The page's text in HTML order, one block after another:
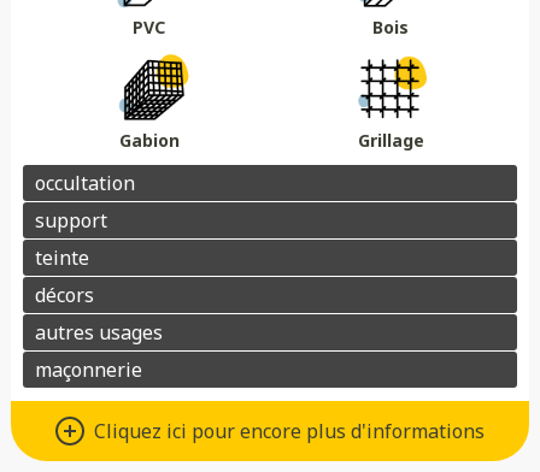
PVC Bois
Gabion Grillage
Cliquez ici pour encore plus d'informations
Un grand choix de matériaux de
qualité